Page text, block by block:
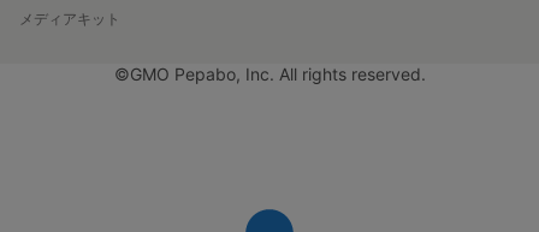
メディアキット
©GMO Pepabo, Inc. All rights reserved.